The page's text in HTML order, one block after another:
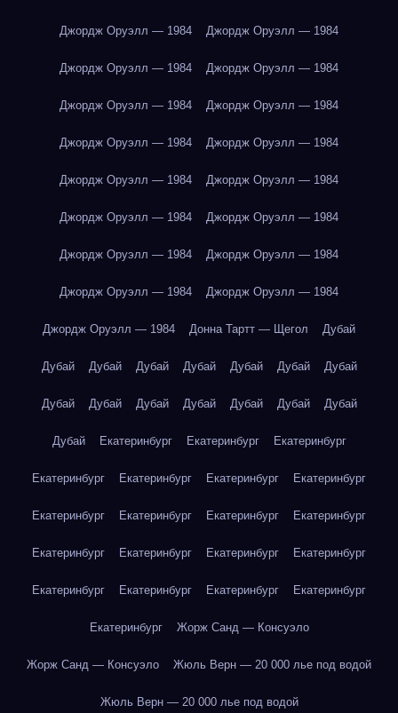
Джордж Оруэлл — 1984 Джордж Оруэлл — 1984
Джордж Оруэлл — 1984 Джордж Оруэлл — 1984
Джордж Оруэлл — 1984 Джордж Оруэлл — 1984
Джордж Оруэлл — 1984 Джордж Оруэлл — 1984
Джордж Оруэлл — 1984 Джордж Оруэлл — 1984
Джордж Оруэлл — 1984 Джордж Оруэлл — 1984
Джордж Оруэлл — 1984 Джордж Оруэлл — 1984
Джордж Оруэлл — 1984 Джордж Оруэлл — 1984
Джордж Оруэлл — 1984 Донна Тартт — Щегол Дубай
Дубай Дубай Дубай Дубай Дубай Дубай Дубай
Дубай Дубай Дубай Дубай Дубай Дубай Дубай
Дубай Екатеринбург Екатеринбург Екатеринбург
Екатеринбург Екатеринбург Екатеринбург Екатеринбург
Екатеринбург Екатеринбург Екатеринбург Екатеринбург
Екатеринбург Екатеринбург Екатеринбург Екатеринбург
Екатеринбург Екатеринбург Екатеринбург Екатеринбург
Екатеринбург Жорж Санд — Консуэло
Жорж Санд — Консуэло Жюль Верн — 20 000 лье под водой
Жюль Верн — 20 000 лье под водой